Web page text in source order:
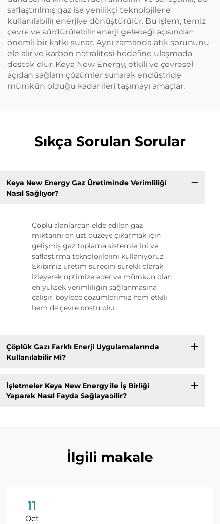
saflaştırılmış gaz ise yenilikçi teknolojilerle
kullanılabilir enerjiye dönüştürülür. Bu işlem, temiz
çevre ve sürdürülebilir enerji geleceği açısından
önemli bir katkı sunar. Aynı zamanda atık sorununu
ele alır ve karbon nötralitesi hedefine ulaşmada
destek olur. Keya New Energy, etkili ve çevresel
açıdan sağlam çözümler sunarak endüstride
mümkün olduğu kadar ileri taşımayı amaçlar.
Sıkça Sorulan Sorular
Keya New Energy Gaz Üretiminde Verimliliği
Nasıl Sağlıyor?
Çöplü alanlardan elde edilen gaz
miktarını en üst düzeye çıkarmak için
gelişmiş gaz toplama sistemlerini ve
saflaştırma teknolojilerini kullanıyoruz.
Ekibimiz üretim sürecini sürekli olarak
izleyerek optimize eder ve mümkün olan
en yüksek verimliliğin sağlanmasına
çalışır, böylece çözümlerimiz hem etkili
hem de çevre dostu olur.
Çöplük Gazı Farklı Enerji Uygulamalarında
Kullanılabilir Mi?
İşletmeler Keya New Energy ile İş Birliği
Yaparak Nasıl Fayda Sağlayabilir?
İlgili makale
11
Oct